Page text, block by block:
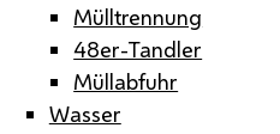
Mülltrennung
48er-Tandler
Müllabfuhr
Wasser